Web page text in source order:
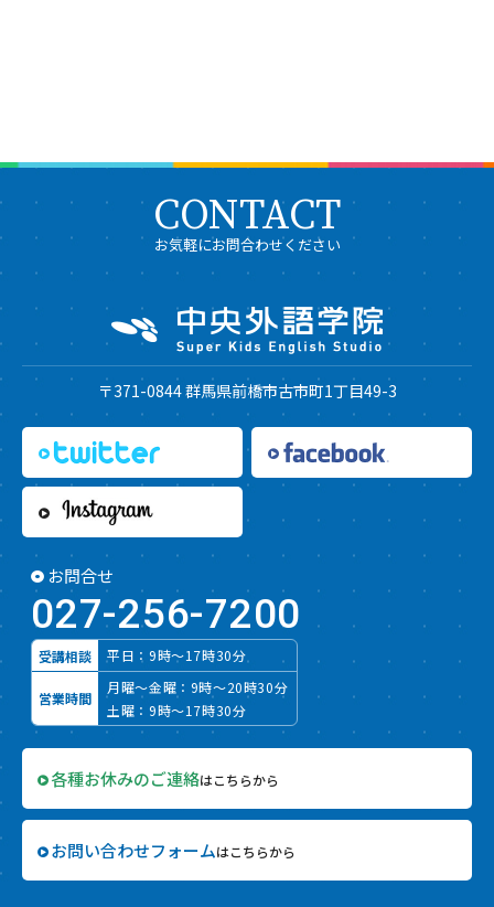
CONTACT
お気軽にお問合わせください
〒371-0844 群馬県前橋市古市町1丁目49-3
お問合せ
027-256-7200
受講相談 平日：9時～17時30分
営業時間
月曜～金曜：9時～20時30分
土曜：9時～17時30分
各種お休みのご連絡はこちらから
お問い合わせフォームはこちらから